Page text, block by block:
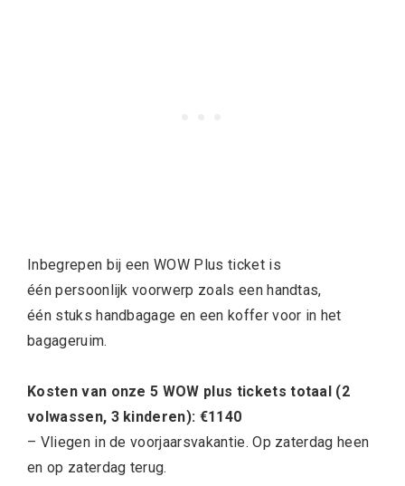
Inbegrepen bij een WOW Plus ticket is
één persoonlijk voorwerp zoals een handtas,
één stuks handbagage en een koffer voor in het
bagageruim.
Kosten van onze 5 WOW plus tickets totaal (2
volwassen, 3 kinderen): €1140
– Vliegen in de voorjaarsvakantie. Op zaterdag heen
en op zaterdag terug.